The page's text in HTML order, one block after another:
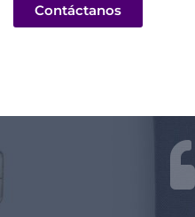
Contáctanos